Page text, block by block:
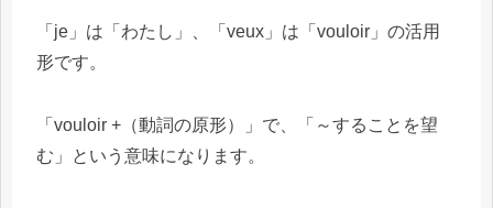
「je」は「わたし」、「veux」は「vouloir」の活用
形です。
「vouloir +（動詞の原形）」で、「～することを望
む」という意味になります。